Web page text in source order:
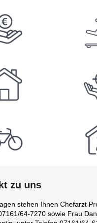
zu uns
stehen Ihnen Chefarzt
64-7270 sowie Frau